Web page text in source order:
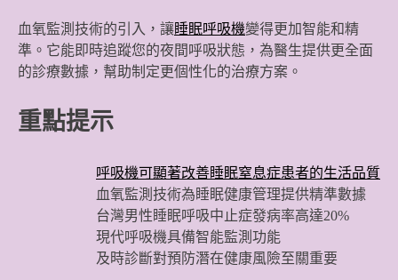
血氧監測技術的引入，讓睡眠呼吸機變得更加智能和精
準。它能即時追蹤您的夜間呼吸狀態，為醫生提供更全面
的診療數據，幫助制定更個性化的治療方案。
重點提示
呼吸機可顯著改善睡眠窒息症患者的生活品質
血氧監測技術為睡眠健康管理提供精準數據
台灣男性睡眠呼吸中止症發病率高達20%
現代呼吸機具備智能監測功能
及時診斷對預防潛在健康風險至關重要